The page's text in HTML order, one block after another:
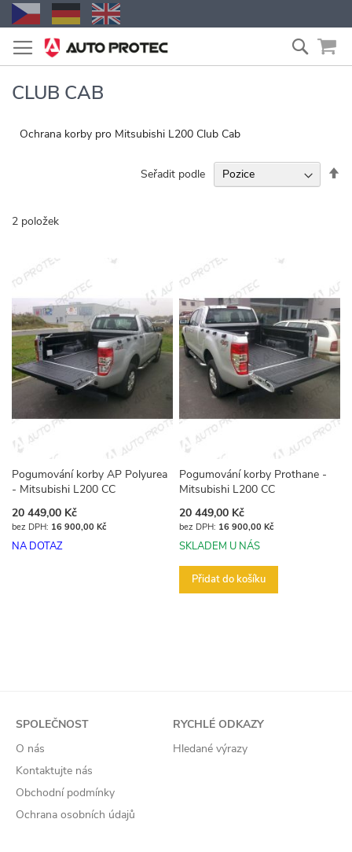
Přejít
na
obsah
CLUB CAB
Ochrana korby pro Mitsubishi L200 Club Cab
2 položek
Seřadit podle
Pogumování korby AP Polyurea
- Mitsubishi L200 CC
20 449,00 Kč
16 900,00 Kč
NA DOTAZ
Pogumování korby Prothane -
Mitsubishi L200 CC
20 449,00 Kč
16 900,00 Kč
SKLADEM U NÁS
Přidat do košíku
SPOLEČNOST
O nás
Kontaktujte nás
Obchodní podmínky
Ochrana osobních údajů
RYCHLÉ ODKAZY
Hledané výrazy